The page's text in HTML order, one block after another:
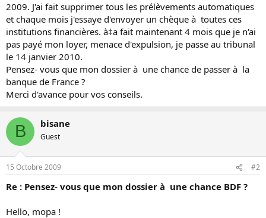
2009. J'ai fait supprimer tous les prélèvements automatiques
et chaque mois j'essaye d'envoyer un chèque à toutes ces
institutions financières. à‡a fait maintenant 4 mois que je n'ai
pas payé mon loyer, menace d'expulsion, je passe au tribunal
le 14 janvier 2010.
Pensez- vous que mon dossier à une chance de passer à la
banque de France ?
Merci d'avance pour vos conseils.
B bisane
Guest
15 Octobre 2009 #2
Re : Pensez- vous que mon dossier à une chance BDF ?
Hello, mopa !